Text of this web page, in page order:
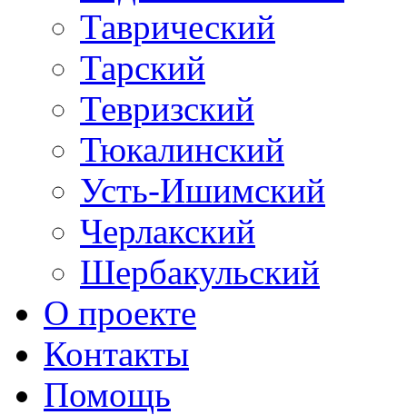
Таврический
Тарский
Тевризский
Тюкалинский
Усть-Ишимский
Черлакский
Шербакульский
О проекте
Контакты
Помощь